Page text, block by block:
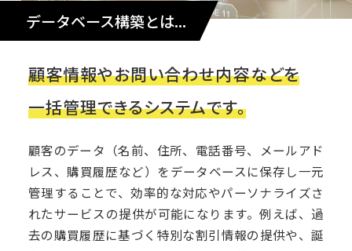
データベース構築とは
顧客情報やお問い合わせ内容などを
一括管理できるシステムです。
顧客のデータ（名前、住所、電話番号、メールアド
レス、購買履歴など）をデータベースに保存し一元
管理することで、効率的な対応やパーソナライズさ
れたサービスの提供が可能になります。例えば、過
去の購買履歴に基づく特別な割引情報の提供や、誕